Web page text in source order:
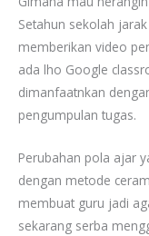
Setahun sekolah
memberikan video
ada lho Google
dimanfaatnkan
pengumpulan tugas.
Perubahan pola ajar
dengan metode
membuat guru jadi
sekarang serba